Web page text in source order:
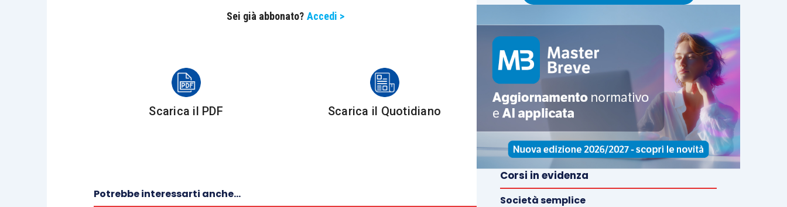
anche di attrezzatura nella
applicabile il comma 2- bis, , ai sensi del quale “
produttive di reddito agrario anche le attività di coltivazione di prodotti vegetali per conto terzi
svolte nei limiti di cui all’articolo 32, comma 2, lettera b.
a quella che di fatto
Sul punto, è intervenuta l’Agenzia delle entrate che, con la
Sei già abbonato? Accedi >
Scarica il PDF Scarica il Quotidiano
Potrebbe interessarti anche...
Corsi in evidenza
Società semplice